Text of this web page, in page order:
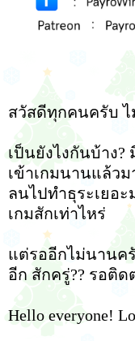
สวัสดีทุกคนครับ ไ
เป็นยังไงกันบ้าง?
เข้าเกมนานแล้ว
ลนไปทำธุระเยอะ
เกมสักเท่าไหร่
แต่รออีกไม่นานค
อีก สักครู่?? รอติด
Hello everyone!